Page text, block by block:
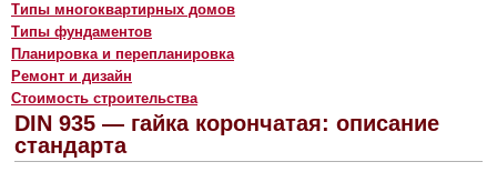
Типы многоквартирных домов
Типы фундаментов
Планировка и перепланировка
Ремонт и дизайн
Стоимость строительства
DIN 935 — гайка корончатая: описание
стандарта